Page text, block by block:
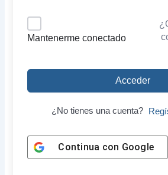
Mantenerme conectado
Acceder
¿No tienes una cuenta?
Continua con Google